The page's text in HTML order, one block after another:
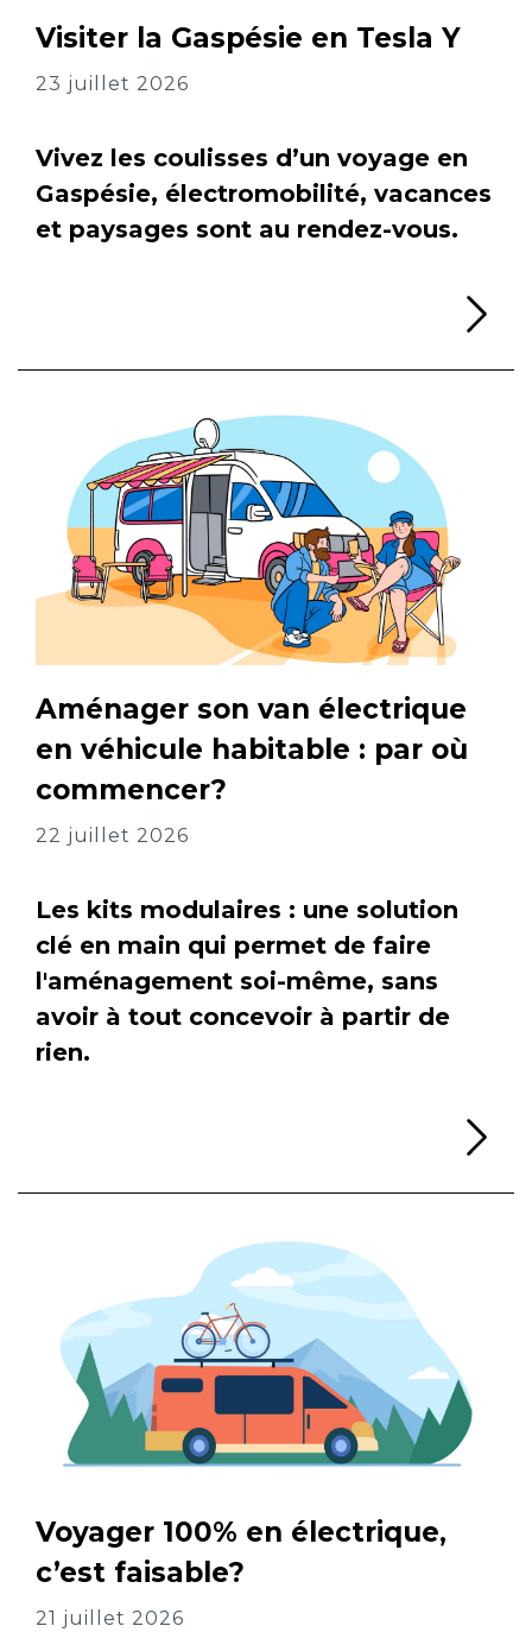
Visiter la Gaspésie en Tesla Y
23 juillet 2026
Vivez les coulisses d’un voyage en
Gaspésie, électromobilité, vacances
et paysages sont au rendez-vous.
Aménager son van électrique
en véhicule habitable : par où
commencer?
22 juillet 2026
Les kits modulaires : une solution
clé en main qui permet de faire
l'aménagement soi-même, sans
avoir à tout concevoir à partir de
rien.
Voyager 100% en électrique,
c’est faisable?
21 juillet 2026